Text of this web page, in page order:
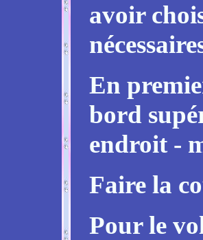
avoir
En
bord
endroit -
Faire la
Pour le